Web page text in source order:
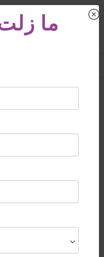
الامومة البديلة - طريقة
اجل تحقيق حلمهم في أن
وركز على
ما